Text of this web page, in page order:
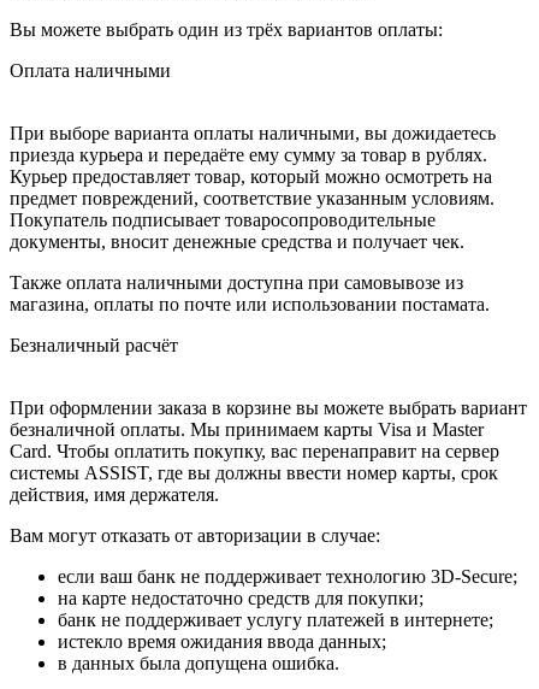
Вы можете выбрать один из трёх вариантов оплаты:
Оплата наличными
При выборе варианта оплаты наличными, вы дожидаетесь
приезда курьера и передаёте ему сумму за товар в рублях.
Курьер предоставляет товар, который можно осмотреть на
предмет повреждений, соответствие указанным условиям.
Покупатель подписывает товаросопроводительные
документы, вносит денежные средства и получает чек.
Также оплата наличными доступна при самовывозе из
магазина, оплаты по почте или использовании постамата.
Безналичный расчёт
При оформлении заказа в корзине вы можете выбрать вариант
безналичной оплаты. Мы принимаем карты Visa и Master
Card. Чтобы оплатить покупку, вас перенаправит на сервер
системы ASSIST, где вы должны ввести номер карты, срок
действия, имя держателя.
Вам могут отказать от авторизации в случае:
если ваш банк не поддерживает технологию 3D-Secure;
на карте недостаточно средств для покупки;
банк не поддерживает услугу платежей в интернете;
истекло время ожидания ввода данных;
в данных была допущена ошибка.